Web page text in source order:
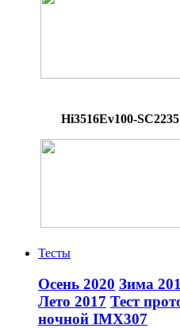
Hi3516Ev100-SC2235
Тесты
Осень 2020 Зима
Лето 2017 Тест
ночной IMX307